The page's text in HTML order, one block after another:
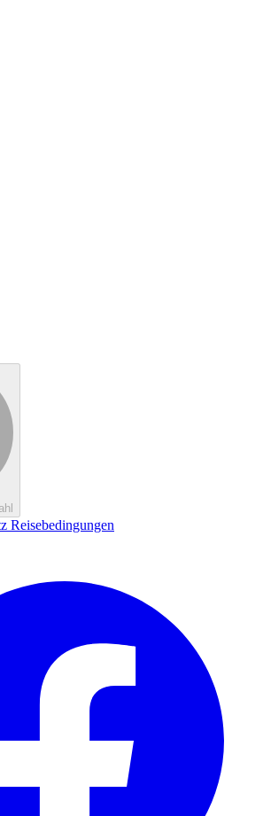
Reisebedingungen